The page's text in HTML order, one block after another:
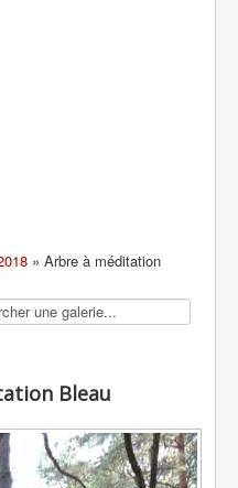
» Arbre à méditation
Bleau